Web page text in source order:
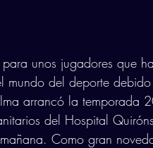
unos jugadores que
mundo del deporte
arrancó la temporada
del Hospital
Como gran